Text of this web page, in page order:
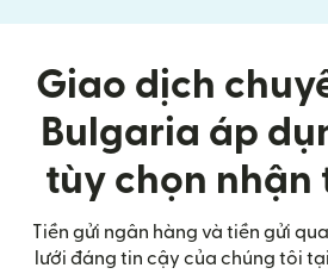
Giao dịch
Bulgaria áp
tùy chọn nhận
Tiền gửi ngân hàng và tiền gửi
lưới đáng tin cậy của chúng tôi